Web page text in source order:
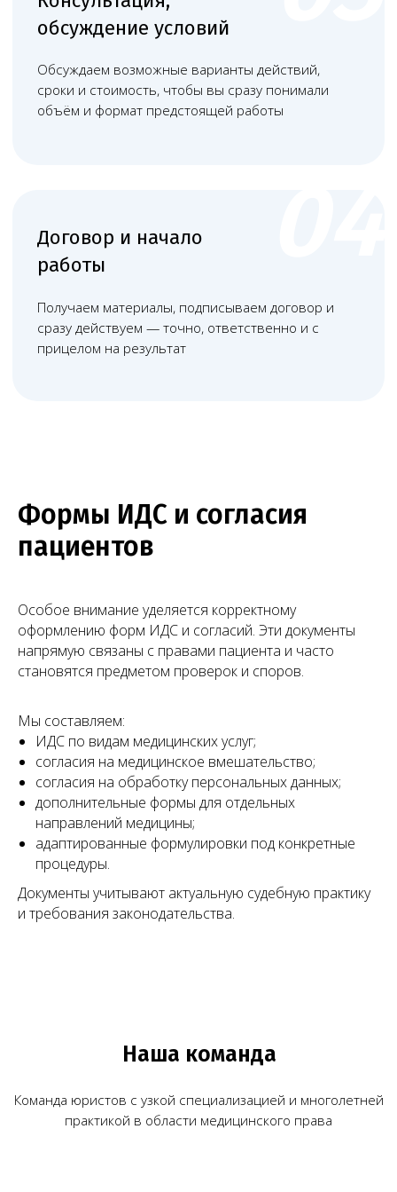
Формы ИДС и согласия
пациентов
Особое внимание уделяется корректному
оформлению форм ИДС и согласий. Эти документы
напрямую связаны с правами пациента и часто
становятся предметом проверок и споров.
Мы составляем:
ИДС по видам медицинских услуг;
согласия на медицинское вмешательство;
согласия на обработку персональных данных;
дополнительные формы для отдельных
направлений медицины;
адаптированные формулировки под конкретные
процедуры.
Документы учитывают актуальную судебную практику
и требования законодательства.
Чимбирева Алина
Свяжитесь с нами по телефону или просто
оставьте заявку — мы перезвоним вам в
+7
данных в соответствии с
Согласием
на обработку персональных данных
и Политикой в отношении обработки
Запишитесь
на консультацию